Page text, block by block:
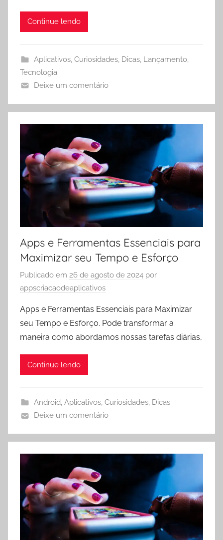
Continue lendo
Aplicativos, Curiosidades, Dicas, Lançamento,
Tecnologia
Deixe um comentário
Apps e Ferramentas Essenciais para
Maximizar seu Tempo e Esforço
Publicado em 26 de agosto de 2024 por
appscriacaodeaplicativos
Apps e Ferramentas Essenciais para Maximizar
seu Tempo e Esforço. Pode transformar a
maneira como abordamos nossas tarefas diárias,
Continue lendo
Android, Aplicativos, Curiosidades, Dicas
Deixe um comentário